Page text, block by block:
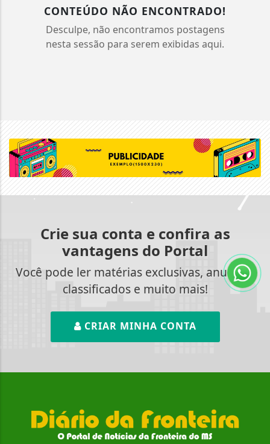
CONTEÚDO NÃO ENCONTRADO!
Desculpe, não encontramos postagens
nesta sessão para serem exibidas aqui.
Crie sua conta e confira as
vantagens do Portal
Você pode ler matérias exclusivas, anunciar
classificados e muito mais!
CRIAR MINHA CONTA